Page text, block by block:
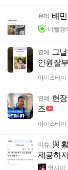
유머 배
너빨갱
연예
그
안원잘부
아이스티이
연예
현
즈
아이스티이
이슈 與
제공하자
옆사마